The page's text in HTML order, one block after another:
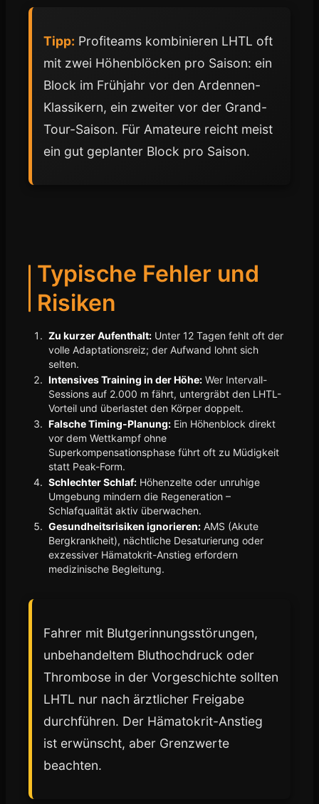
Tipp: Profiteams kombinieren LHTL oft
mit zwei Höhenblöcken pro Saison: ein
Block im Frühjahr vor den Ardennen-
Klassikern, ein zweiter vor der Grand-
Tour-Saison. Für Amateure reicht meist
ein gut geplanter Block pro Saison.
Typische Fehler und
Risiken
Zu kurzer Aufenthalt: Unter 12 Tagen fehlt oft der
volle Adaptationsreiz; der Aufwand lohnt sich
selten.
Intensives Training in der Höhe: Wer Intervall-
Sessions auf 2.000 m fährt, untergräbt den LHTL-
Vorteil und überlastet den Körper doppelt.
Falsche Timing-Planung: Ein Höhenblock direkt
vor dem Wettkampf ohne
Superkompensationsphase führt oft zu Müdigkeit
statt Peak-Form.
Schlechter Schlaf: Höhenzelte oder unruhige
Umgebung mindern die Regeneration –
Schlafqualität aktiv überwachen.
Gesundheitsrisiken ignorieren: AMS (Akute
Bergkrankheit), nächtliche Desaturierung oder
exzessiver Hämatokrit-Anstieg erfordern
medizinische Begleitung.
Fahrer mit Blutgerinnungsstörungen,
unbehandeltem Bluthochdruck oder
Thrombose in der Vorgeschichte sollten
LHTL nur nach ärztlicher Freigabe
durchführen. Der Hämatokrit-Anstieg
ist erwünscht, aber Grenzwerte
beachten.